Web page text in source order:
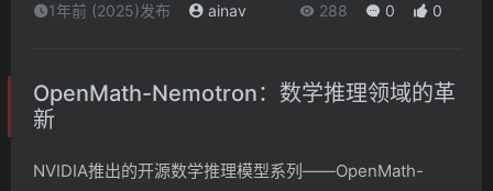
1年前 (2025)发布 ainav 288 0 0
OpenMath-Nemotron：数学推理领域的革
新
NVIDIA推出的开源数学推理模型系列——OpenMath-